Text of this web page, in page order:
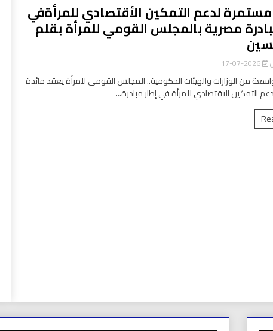
لدعم التمكين الأقتصادي للمرأةفي
مصرية بالمجلس القومي للمرأة بقلم
2026-07-17
من الوزارات والهيئات الحكومية.. المجلس القومي للمرأة يعقد مائدة
التمكين الاقتصادي للمرأة في إطار مبادرة...